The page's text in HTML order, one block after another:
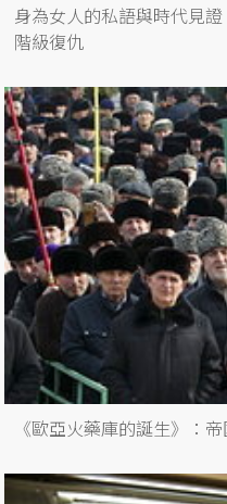
身為女人的私語與時代見
階級復仇
《歐亞火藥庫的誕生》：